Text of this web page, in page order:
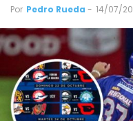
Por Pedro Rueda - 14/07/